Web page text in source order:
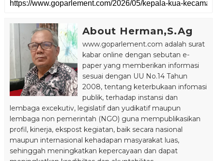
About Herman,S.Ag
www.goparlement.com adalah surat
kabar online dengan sebutan e-
paper yang memberikan informasi
sesuai dengan UU No.14 Tahun
2008, tentang keterbukaan infomasi
publik, terhadap instansi dan
lembaga excekutiv, legislatif dan yudikatif maupun
lembaga non pemerintah (NGO) guna mempublikasikan
profil, kinerja, ekspost kegiatan, baik secara nasional
maupun internasional kehadapan masyarakat luas,
sehinggah meningkatkan kepercayaan dan dapat